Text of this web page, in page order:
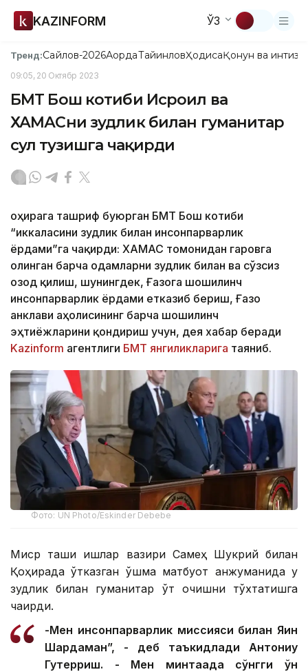
KAZINFORM ЎЗ
Тренд:Сайлов-2026АқордаТайинловҲодисаҚонун ва
09:05, 20 Октябр 2023
БМТ Бош котиби Исроил ва
ХАМАСни зудлик билан гуманитар
сулҳ тузишга чақирди
Қоҳирага ташриф буюрган БМТ Бош котиби
“иккаласини зудлик билан инсонпарварлик
ёрдами”га чақирди: ХАМАС томонидан гаровга
олинган барча одамларни зудлик билан ва сўзсиз
озод қилиш, шунингдек, Ғазога шошилинч
инсонпарварлик ёрдами етказиб бериш, Ғазо
анклави аҳолисининг барча шошилинч
эҳтиёжларини қондириш учун, дея хабар беради
Kazinform агентлиги БМТ янгиликларига таяниб.
Фото: UN Photo/Eskinder Debebe
Миср ташқи ишлар вазири Самеҳ Шукрий билан
Қоҳирада ўтказган қўшма матбуот анжуманида у
зудлик билан гуманитар ўт очишни тўхтатишга
чақирди.
-Мен инсонпарварлик миссияси билан Яқин
Шарқдаман”, - деб таъкидлади Антониу
Гутерриш. - Мен минтақада сўнгги ўн